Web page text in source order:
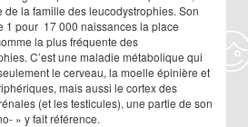
de la famille des leucodystrophies. Son
1 pour 17 000 naissances la place
la plus fréquente des
C’est une maladie métabolique qui
le cerveau, la moelle épinière et
mais aussi le cortex des
(et les testicules), une partie de son
» y fait référence.